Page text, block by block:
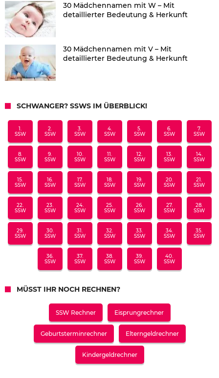
30 Mädchennamen mit W – Mit
detaillierter Bedeutung & Herkunft
30 Mädchennamen mit V – Mit
detaillierter Bedeutung & Herkunft
SCHWANGER? SSWS IM ÜBERBLICK!
1.
SSW
2.
SSW
3.
SSW
4.
SSW
5.
SSW
6.
SSW
7.
SSW
8.
SSW
9.
SSW
10.
SSW
11.
SSW
12.
SSW
13.
SSW
14.
SSW
15.
SSW
16.
SSW
17.
SSW
18.
SSW
19.
SSW
20.
SSW
21.
SSW
22.
SSW
23.
SSW
24.
SSW
25.
SSW
26.
SSW
27.
SSW
28.
SSW
29.
SSW
30.
SSW
31.
SSW
32.
SSW
33.
SSW
34.
SSW
35.
SSW
36.
SSW
37.
SSW
38.
SSW
39.
SSW
40.
SSW
MÜSST IHR NOCH RECHNEN?
SSW Rechner Eisprungrechner
Geburtsterminrechner Elterngeldrechner
Kindergeldrechner